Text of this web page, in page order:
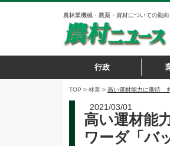
農林業機械・農薬・資材についての動
行政
TOP > 林業 > 高い運材能力に期待
2021/03/01
高い運材能
ワーダ「バ